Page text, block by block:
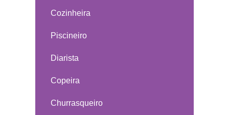
Cozinheira
Piscineiro
Diarista
Copeira
Churrasqueiro